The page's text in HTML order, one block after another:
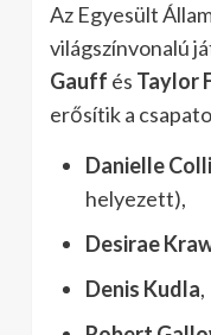
Az Egyesült
világszínvonalú
Gauff és Taylor
erősítik a
Danielle
helyezett),
Desirae
Denis Kudla,